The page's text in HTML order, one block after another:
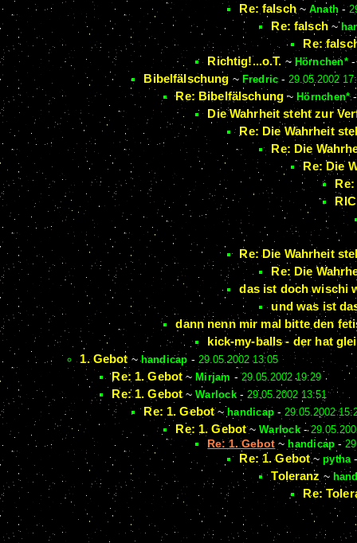
Re: falsch~ Anath -
Re: falsch~
Re:
Richtig!...o.T. ~Hörnchen*
Bibelfälschung ~ Fredric - 29.05.2002
Re: Bibelfälschung ~ Hörnchen*
Die Wahrheit steht zur
Re: Die Wahrheit
Re: Die
Re: Die
Re: Die Wahrheit
Re: Die
das ist doch wischi
und was ist
dann nenn mir mal bitte den
kick-my-balls - der hat
1. Gebot ~handicap - 29.05.2002 13:05
Re: 1. Gebot ~ Mirjam -29.05.2002 19:29
Re: 1. Gebot~Warlock - 29.05.2002 13:51
Re: 1. Gebot~ handicap - 29.05.2002
Re: 1. Gebot~Warlock-
Re: 1. Gebot ~ handicap -
Re: 1. Gebot~pytha
Toleranz ~
Re: